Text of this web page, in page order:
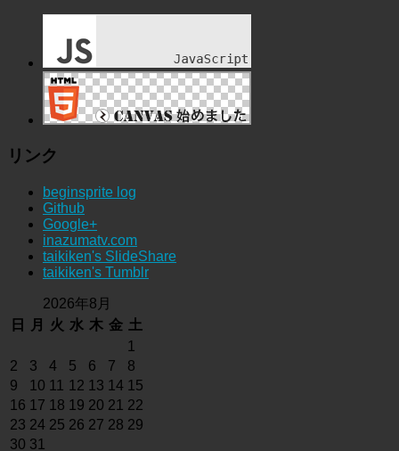
リンク
beginsprite log
Github
Google+
inazumatv.com
taikiken's SlideShare
taikiken's Tumblr
2026年8月
日
月 火 水 木 金 土
1
2
3 4 5 6 7
8
9
10 11 12 13 14 15
16 17 18 19 20 21 22
23 24 25 26 27 28 29
30 31